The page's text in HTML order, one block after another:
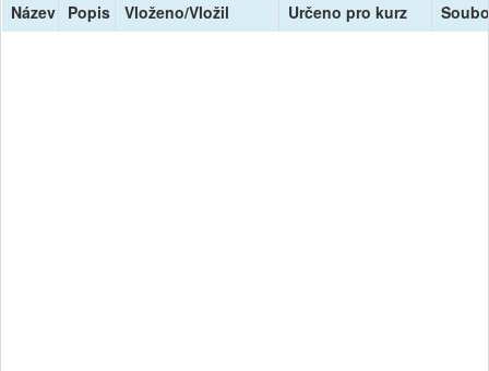
Název Popis Vloženo/Vložil Určeno pro kurz